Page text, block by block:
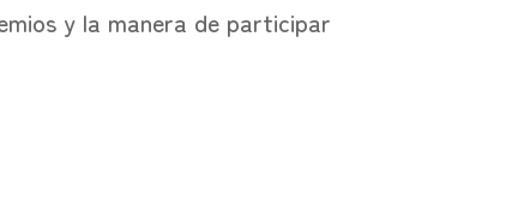
y la manera de participar